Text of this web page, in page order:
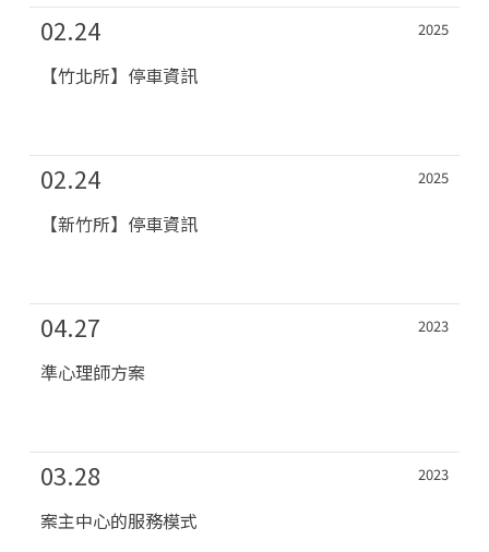
02.24 2025
【竹北所】停車資訊
02.24 2025
【新竹所】停車資訊
04.27 2023
準心理師方案
03.28 2023
案主中心的服務模式